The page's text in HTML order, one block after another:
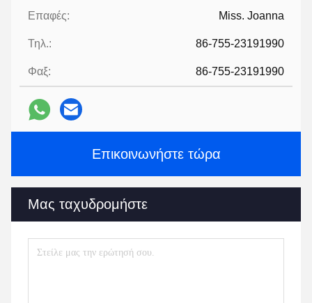
Επαφές: Miss. Joanna
Τηλ.: 86-755-23191990
Φαξ: 86-755-23191990
Επικοινωνήστε τώρα
Μας ταχυδρομήστε